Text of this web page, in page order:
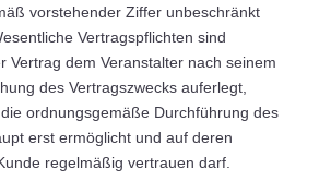
vorstehender Ziffer unbeschränkt
Vertragspflichten sind
Vertrag dem Veranstalter nach seinem
des Vertragszwecks auferlegt,
ordnungsgemäße Durchführung des
erst ermöglicht und auf deren
regelmäßig vertrauen darf.